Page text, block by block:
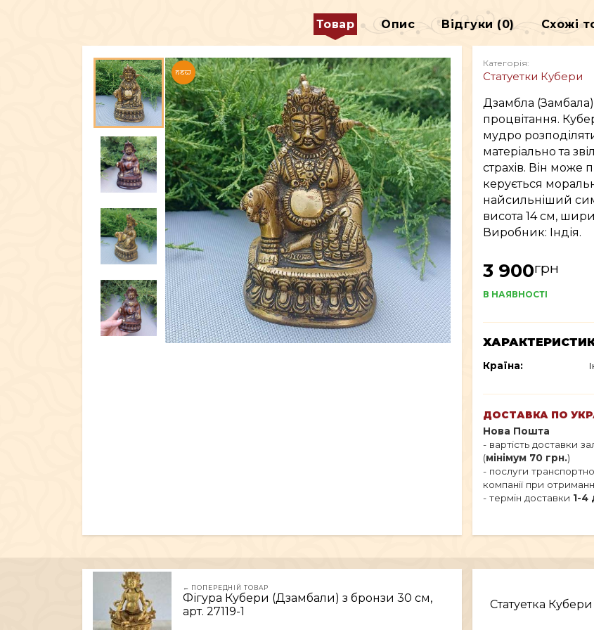
ДЕКОР
ЕКСКЛЮЗИВ ВСЕ ДЛЯ КУРІННЯ
Товар Опис Відгуки (0) Схожі
NEW
Категорія:
Статуетки Кубери
Дзамбла (Замбала)
процвітання.
мудро
матеріально та
страхів. Він може
керується
найсильніший
висота 14 см,
Виробник: Індія.
3 900грн
В НАЯВНОСТІ
Країна:
ДОСТАВКА ПО
Нова Пошта
- вартість доставки
(мінімум 70 грн.)
- послуги
компанії при
- термін доставки 1-4
← ПОПЕРЕДНІЙ ТОВАР
Фігура Кубери (Дзамбали) з бронзи 30 см,
арт. 27119-1
Статуетка